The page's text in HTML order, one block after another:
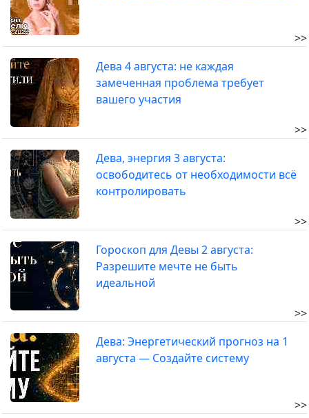
>>
Дева 4 августа: не каждая
замеченная проблема требует
вашего участия
>>
Дева, энергия 3 августа:
освободитесь от необходимости всё
контролировать
>>
Гороскоп для Девы 2 августа:
Разрешите мечте не быть
идеальной
>>
Дева: Энергетический прогноз на 1
августа — Создайте систему
>>